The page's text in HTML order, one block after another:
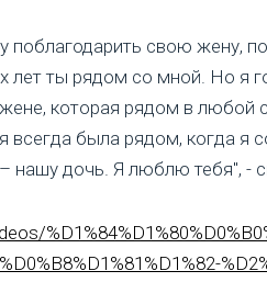
поблагодарить свою
лет ты рядом со мной. Но я
которая рядом в любой
всегда была рядом, когда
дочь. Я люблю тебя", -